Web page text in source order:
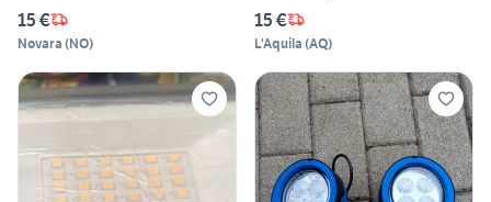
15 €
Novara (NO)
15 €
L'Aquila (AQ)